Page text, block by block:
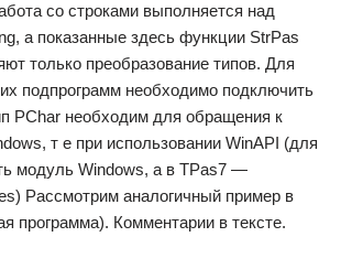
со строками выполняется над
а показанные здесь функции StrPas
только преобразование типов. Для
подпрограмм необходимо подключить
PChar необходим для обращения к
т е при использовании WinAPI (для
модуль Windows, а в TPas7 —
Рассмотрим аналогичный пример в
программа). Комментарии в тексте.